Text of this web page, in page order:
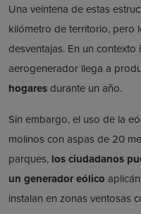
Una veintena de estas
kilómetro de territorio, pero
desventajas. En un
aerogenerador llega a
hogaresdurante un año.
Sin embargo, el uso de la
molinos con aspas de 20
parques, los ciudadanos
un generador eólico
instalan en zonas ventosas